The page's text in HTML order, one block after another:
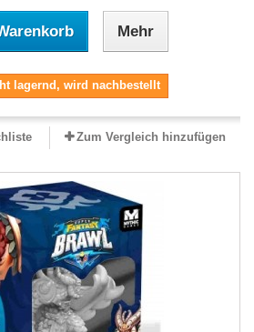
Mehr
lagernd, wird nachbestellt
Zum Vergleich hinzufügen